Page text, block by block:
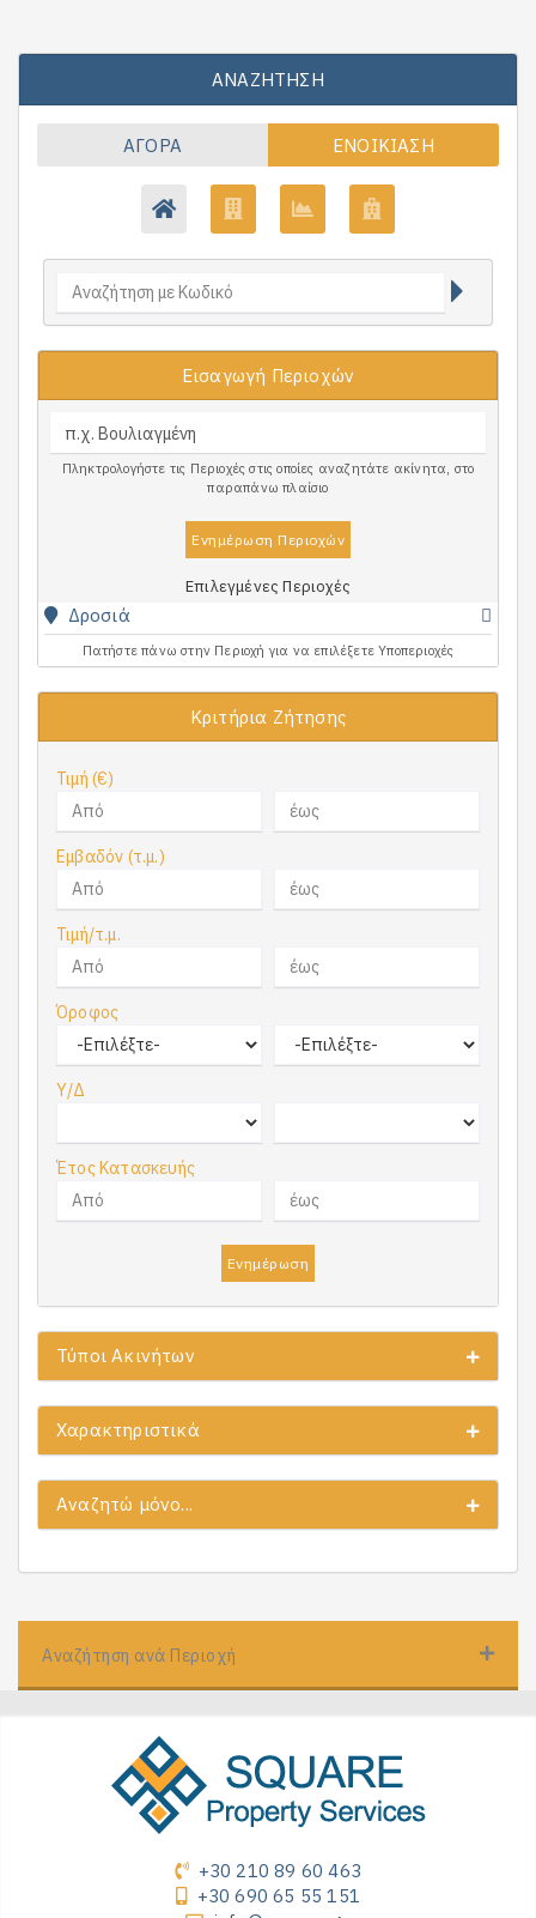
ΑΝΑΖΉΤΗΣΗ
ΑΓΟΡΆ ΕΝΟΙΚΊΑΣΗ
Εισαγωγή Περιοχών
Πληκτρολογήστε τις Περιοχές στις οποίες αναζητάτε ακίνητα, στο
παραπάνω πλαίσιο
Ενημέρωση Περιοχών
Επιλεγμένες Περιοχές
Δροσιά
Πατήστε πάνω στην Περιοχή για να επιλέξετε Υποπεριοχές
Κριτήρια Ζήτησης
Τιμή (€)
Εμβαδόν (τ.μ.)
Τιμή/τ.μ.
Όροφος
Υ/Δ
Έτος Κατασκευής
Ενημέρωση
Τύποι Ακινήτων
Χαρακτηριστικά
Αναζητώ μόνο...
Αναζήτηση ανά Περιοχή
+30 210 89 60 463
+30 690 65 55 151